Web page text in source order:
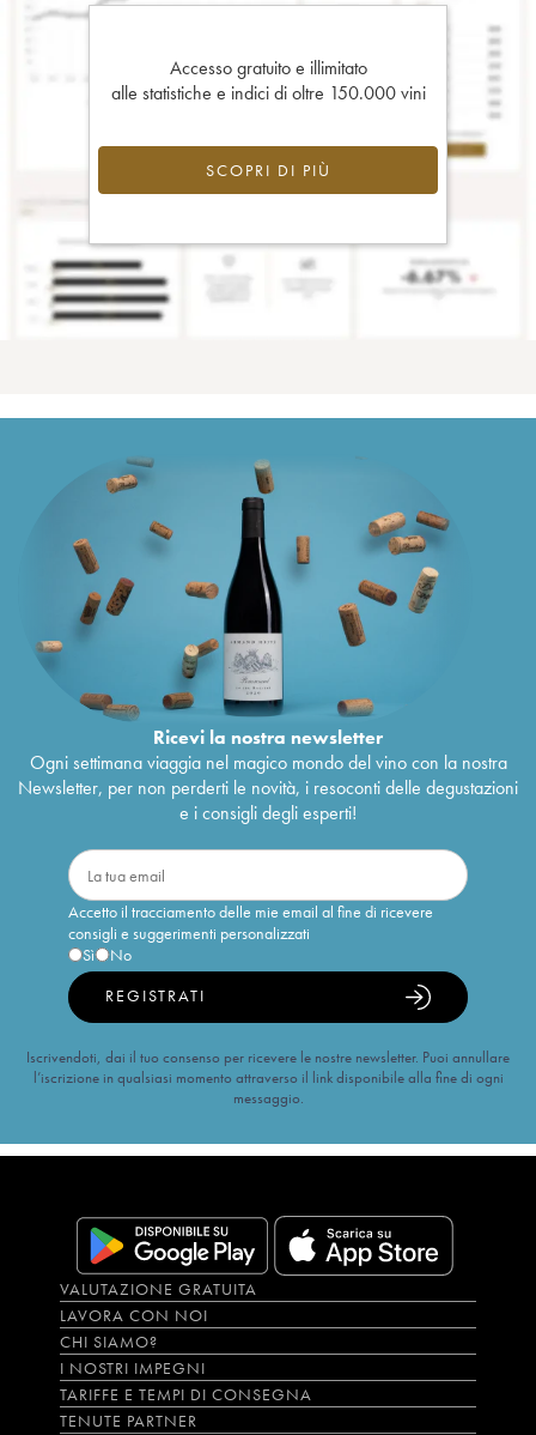
Accesso gratuito e illimitato
alle statistiche e indici di oltre 150.000 vini
SCOPRI DI PIÙ
Ricevi la nostra newsletter
Ogni settimana viaggia nel magico mondo del vino con la nostra
Newsletter, per non perderti le novità, i resoconti delle degustazioni
e i consigli degli esperti!
Accetto il tracciamento delle mie email al fine di ricevere
consigli e suggerimenti personalizzati
Sì
No
REGISTRATI
Iscrivendoti, dai il tuo consenso per ricevere le nostre newsletter. Puoi annullare
l’iscrizione in qualsiasi momento attraverso il link disponibile alla fine di ogni
messaggio.
VALUTAZIONE GRATUITA
LAVORA CON NOI
CHI SIAMO?
I NOSTRI IMPEGNI
TARIFFE E TEMPI DI CONSEGNA
TENUTE PARTNER